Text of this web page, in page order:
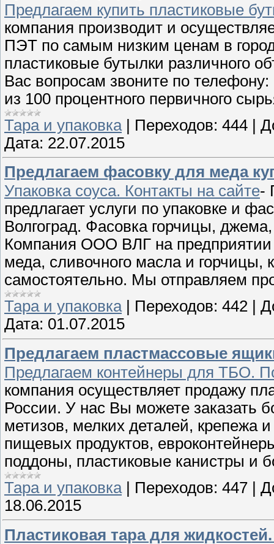
Предлагаем купить пластиковые
компания производит и
ПЭТ по самым низким ценам в
пластиковые бутылки различного
Вас вопросам звоните по
из 100 процентного первичного
Тара и упаковка | Переходов: 444 |
Дата: 22.07.2015
Предлагаем фасовку для меда
Упаковка соуса. Контакты на сайте-
предлагает услуги по упаковке и
Волгоград. Фасовка горчицы,
Компания ООО ВЛГ на предприятии
меда, сливочного масла и горчицы,
самостоятельно. Мы отправляем
Тара и упаковка| Переходов: 442
Дата: 01.07.2015
Предлагаем пластмассовые
Предлагаем контейнеры для ТБО.
компания осуществляет продажу
России. У нас Вы можете заказать
метизов, мелких деталей, крепежа
пищевых продуктов,
поддоны, пластиковые канистры и
Тара и упаковка| Переходов: 447
18.06.2015
Пластиковая тара для